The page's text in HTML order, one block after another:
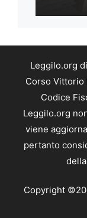
Leggilo.org
Corso Vittorio
Codice
Leggilo.org
viene
pertanto
Copyright